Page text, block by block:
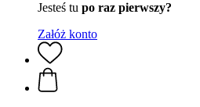
Jesteś tu po raz pierwszy?
Załóż konto